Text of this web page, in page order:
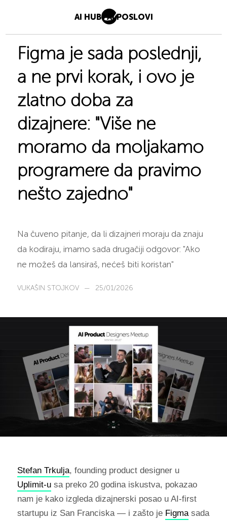
AI HUB AI POSLOVI
Figma je sada poslednji,
a ne prvi korak, i ovo je
zlatno doba za
dizajnere: "Više ne
moramo da moljakamo
programere da pravimo
nešto zajedno"
Na čuveno pitanje, da li dizajneri moraju da znaju
da kodiraju, imamo sada drugačiji odgovor: "Ako
ne možeš da lansiraš, nećeš biti koristan"
VUKAŠIN STOJKOV — 25/01/2026
Stefan Trkulja, founding product designer u
Uplimit-usa preko 20 godina iskustva, pokazao
nam je kako izgleda dizajnerski posao u AI-first
startupu iz San Franciska — i zašto je Figmasada